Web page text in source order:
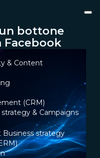
& Content
(CRM)
& Campaigns
Business strategy
bottone
Facebook